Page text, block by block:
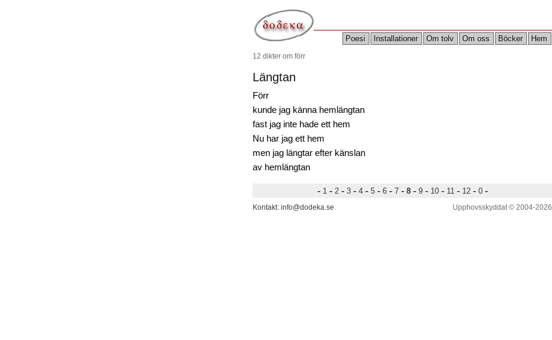
Poesi Installationer Om tolv Om oss Böcker Hem
12 dikter om förr
Längtan
Förr
kunde jag känna hemlängtan
fast jag inte hade ett hem
Nu har jag ett hem
men jag längtar efter känslan
av hemlängtan
-1 -2 -3 -4 -5 -6 -7 - 8 -9 -10 -11 -12 -0 -
Kontakt: info@dodeka.se Upphovsskyddat © 2004-2026